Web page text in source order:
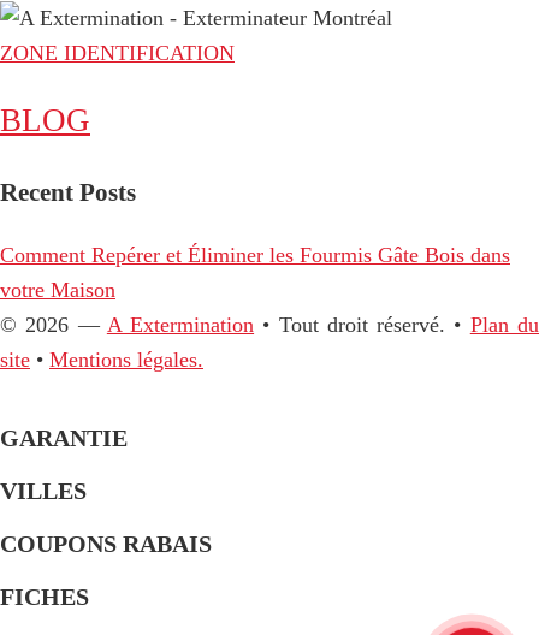
ZONE IDENTIFICATION
BLOG
Recent Posts
Comment Repérer et Éliminer les Fourmis Gâte Bois dans
votre Maison
© 2026 — A Extermination • Tout droit réservé. • Plan du
site • Mentions légales.
GARANTIE
VILLES
COUPONS RABAIS
FICHES